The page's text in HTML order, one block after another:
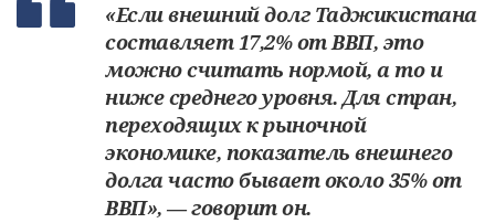
«Если внешний долг Таджикистана
составляет 17,2% от ВВП, это
можно считать нормой, а то и
ниже среднего уровня. Для стран,
переходящих к рыночной
экономике, показатель внешнего
долга часто бывает около 35% от
ВВП», — говорит он.